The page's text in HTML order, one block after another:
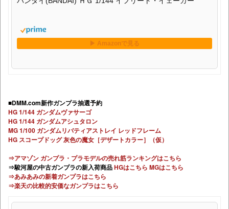
■DMM.com新作ガンプラ抽選予約
HG 1/144 ガンダムヴァサーゴ
HG 1/144 ガンダムアシュタロン
MG 1/100 ガンダムリバティアストレイ レッドフレーム
HG スコープドッグ 灰色の魔女［デザートカラー］（仮）
⇒アマゾン ガンプラ・プラモデルの売れ筋ランキングはこちら
⇒駿河屋の中古ガンプラの新入荷商品HGはこちら MGはこちら
⇒あみあみの新着ガンプラはこちら
⇒楽天の比較的安価なガンプラはこちら